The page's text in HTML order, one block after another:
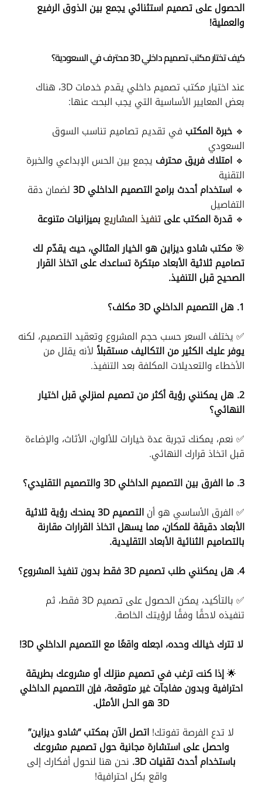
الحصول على تصميم استثنائي يجمع بين الذوق الرفيع
والعملية!
كيف تختار مكتب تصميم داخلي 3D محترف في السعودية؟
عند اختيار مكتب تصميم داخلي يقدم خدمات 3D، هناك
بعض المعايير الأساسية التي يجب البحث عنها:
🔹 خبرة المكتب في تقديم تصاميم تناسب السوق
السعودي
🔹 امتلاك فريق محترف يجمع بين الحس الإبداعي والخبرة
التقنية
🔹 استخدام أحدث برامج التصميم الداخلي 3D
لضمان دقة
التفاصيل
🔹 قدرة المكتب علىتنفيذ المشاريع بميزانيات متنوعة
🎯 مكتب شادو ديزاين هو الخيار المثالي، حيث يقدّم لك
تصاميم ثلاثية الأبعاد مبتكرة تساعدك على اتخاذ القرار
الصحيح قبل التنفيذ.
1. هل التصميم الداخلي 3D مكلف؟
✅ يختلف السعر حسب حجم المشروع وتعقيد التصميم، لكنه
يوفر عليك الكثير من التكاليف مستقبلاً لأنه يقلل من
الأخطاء والتعديلات المكلفة بعد التنفيذ.
2. هل يمكنني رؤية أكثر من تصميم لمنزلي قبل اختيار
النهائي؟
✅ نعم، يمكنك تجربة عدة خيارات للألوان، الأثاث، والإضاءة
قبل اتخاذ قرارك النهائي.
3. ما الفرق بين التصميم الداخلي 3D والتصميم التقليدي؟
✅ الفرق الأساسي هو أن
التصميم 3D يمنحك رؤية ثلاثية
الأبعاد دقيقة للمكان، مما يسهل اتخاذ القرارات مقارنة
بالتصاميم الثنائية الأبعاد التقليدية.
4. هل يمكنني طلب تصميم 3D فقط بدون تنفيذ المشروع؟
✅ بالتأكيد، يمكن الحصول على تصميم 3D فقط، ثم
تنفيذه لاحقًا وفقًا لرؤيتك الخاصة.
لا تترك خيالك وحده، اجعله واقعًا مع التصميم الداخلي 3D!
🌟إذا كنت ترغب في تصميم منزلك أو مشروعك بطريقة
احترافية وبدون مفاجآت غير متوقعة، فإن التصميم الداخلي
3D هو الحل الأمثل.
لا تدع الفرصة تفوتك!اتصل الآن بمكتب “شادو ديزاين”
واحصل على استشارة مجانية حول تصميم مشروعك
باستخدام أحدث تقنيات 3D.
نحن هنا لنحول أفكارك إلى
واقع بكل احترافية!